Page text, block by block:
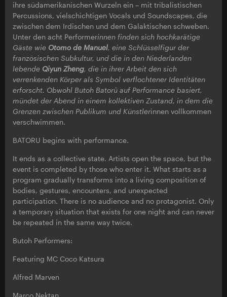
ihre südamerikanischen Wurzeln ein – mit tribalistischen
Percussions, vielschichtigen Vocals und Soundscapes, die
zwischen dem Irdischen und dem Galaktischen schweben.
Unter den acht Performerinnen finden sich hochkarätige
Gäste wie Otomo de Manuel, eine Schlüsselfigur der
französischen Subkultur, und die in den Niederlanden
lebende Qiyun Zheng, die in ihrer Arbeit den sich
verrenkenden Körper als Symbol verflochtener Identitäten
erforscht. Obwohl Butoh Batorū auf Performance basiert,
mündet der Abend in einem kollektiven Zustand, in dem die
Grenzen zwischen Publikum und Künstlerinnen vollkommen
verschwimmen.
BATORU begins with performance.
It ends as a collective state. Artists open the space, but the
event is completed by those who enter it. What starts as a
program gradually transforms into a living composition of
bodies, gestures, encounters, and unexpected
participation. There is no audience and no protagonist. Only
a temporary situation that exists for one night and can never
be repeated in the same way twice.
Butoh Performers:
Featuring MC Coco Katsura
Alfred Marven